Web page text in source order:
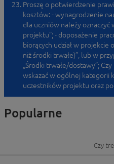
Proszę o potwierdzenie
kosztów: - wynagrodzenie
dla uczniów należy
projektu”; - doposażenie
biorących udział w projekcie
niż środki trwałe)”, lub w
„Środki trwałe/dostawy”;
wskazać w ogólnej kategorii
uczestników projektu oraz
Popularne
Czy